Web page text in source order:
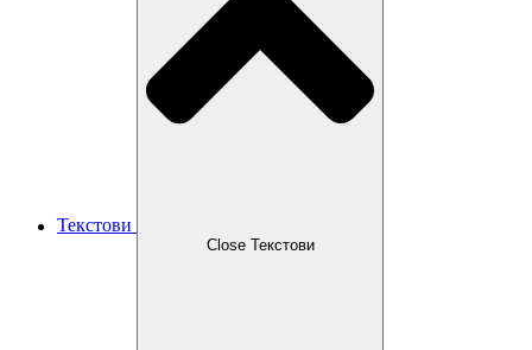
Текстови
Close Текстови